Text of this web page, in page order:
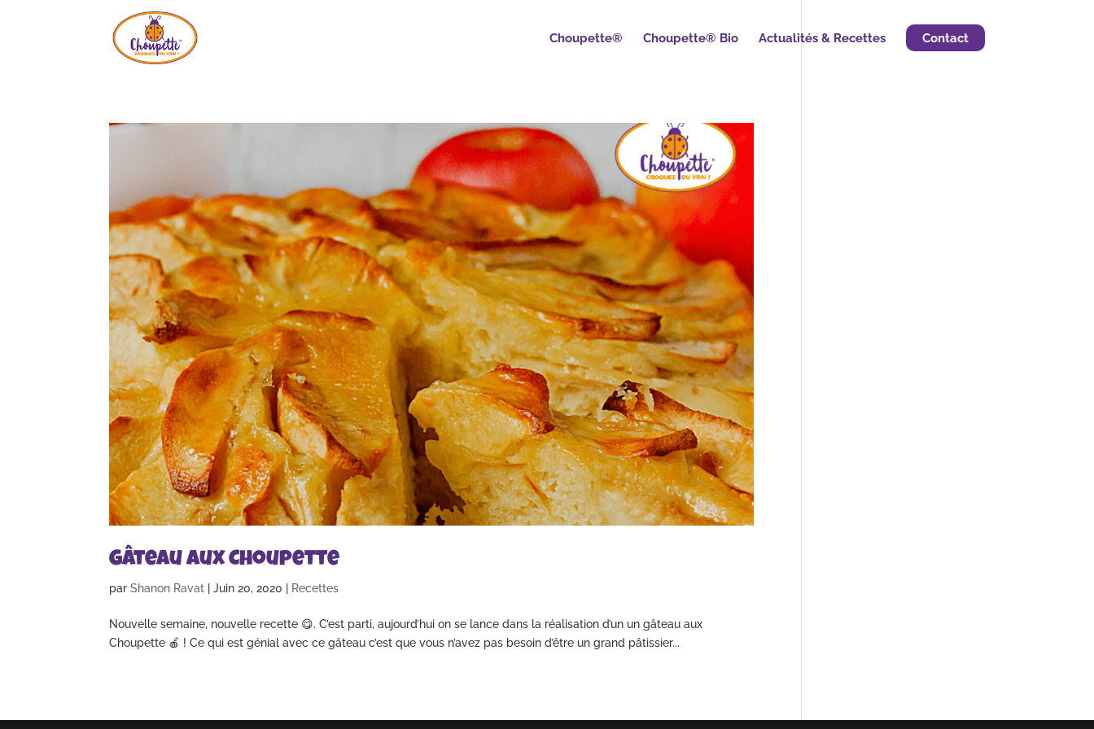
Choupette® Choupette® Bio Actualités & Recettes Contact
Gâteau aux Choupette
parShanon Ravat |Juin 20, 2020 Recettes
Nouvelle semaine, nouvelle recette 😋. C’est parti, aujourd’hui on se lance dans la réalisation d’un un gâteau aux
Choupette 🍎 ! Ce qui est génial avec ce gâteau c’est que vous n’avez pas besoin d’être un grand pâtissier...